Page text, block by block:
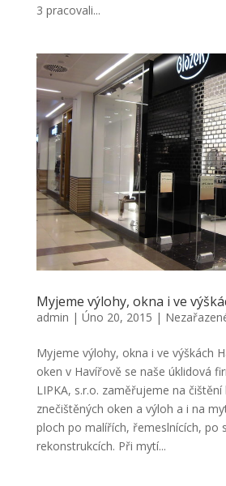
3 pracovali...
Myjeme výlohy, okna i ve
admin | Úno 20, 2015 |
Myjeme výlohy, okna i ve výškách
oken v Havířově se naše úklidová
LIPKA, s.r.o. zaměřujeme na čištění
znečištěných oken a výloh a i na
ploch po malířích, řemeslnících, po
rekonstrukcích. Při mytí...